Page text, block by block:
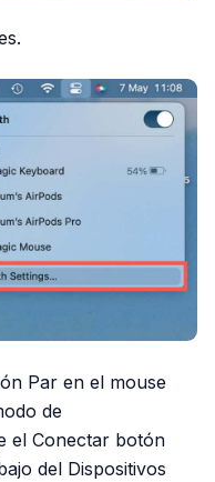
Par en el mouse
de
el Conectar botón
del Dispositivos